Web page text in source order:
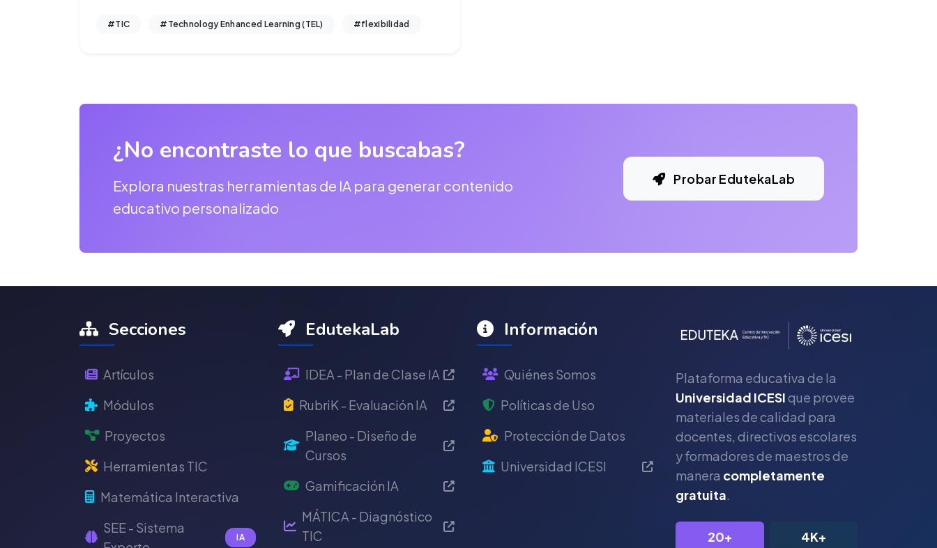
#TIC #Technology Enhanced Learning (TEL) #flexibilidad
¿No encontraste lo que buscabas?
Explora nuestras herramientas de IA para generar contenido
educativo personalizado
Probar EdutekaLab
Secciones
Artículos
Módulos
Proyectos
Herramientas TIC
Matemática Interactiva
SEE - Sistema
IA
EdutekaLab
IDEA - Plan de Clase IA
RubriK - Evaluación IA
Planeo - Diseño de
Cursos
Gamificación IA
MÁTICA - Diagnóstico
TIC
Información
Quiénes Somos
Políticas de Uso
Protección de Datos
Universidad ICESI
Plataforma educativa de la
Universidad ICESIque provee
materiales de calidad para
docentes, directivos escolares
y formadores de maestros de
manera completamente
gratuita.
20+ 4K+